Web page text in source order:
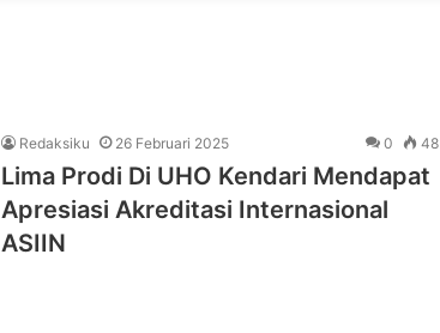
Redaksiku 26 Februari 2025 0 48
Lima Prodi Di UHO Kendari Mendapat
Apresiasi Akreditasi Internasional
ASIIN